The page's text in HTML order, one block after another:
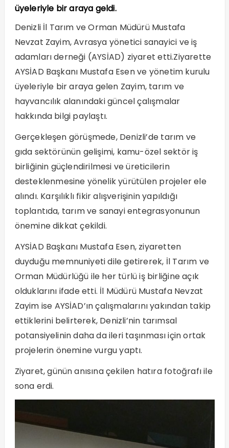
üyeleriyle bir araya geldi.
Denizli İl Tarım ve Orman Müdürü Mustafa
Nevzat Zayim, Avrasya yönetici sanayici ve iş
adamları derneği (AYSİAD) ziyaret etti.Ziyarette
AYSİAD Başkanı Mustafa Esen ve yönetim kurulu
üyeleriyle bir araya gelen Zayim, tarım ve
hayvancılık alanındaki güncel çalışmalar
hakkında bilgi paylaştı.
Gerçekleşen görüşmede, Denizli’de tarım ve
gıda sektörünün gelişimi, kamu-özel sektör iş
birliğinin güçlendirilmesi ve üreticilerin
desteklenmesine yönelik yürütülen projeler ele
alındı. Karşılıklı fikir alışverişinin yapıldığı
toplantıda, tarım ve sanayi entegrasyonunun
önemine dikkat çekildi.
AYSİAD Başkanı Mustafa Esen, ziyaretten
duyduğu memnuniyeti dile getirerek, İl Tarım ve
Orman Müdürlüğü ile her türlü iş birliğine açık
olduklarını ifade etti. İl Müdürü Mustafa Nevzat
Zayim ise AYSİAD’ın çalışmalarını yakından takip
ettiklerini belirterek, Denizli’nin tarımsal
potansiyelinin daha da ileri taşınması için ortak
projelerin önemine vurgu yaptı.
Ziyaret, günün anısına çekilen hatıra fotoğrafı ile
sona erdi.